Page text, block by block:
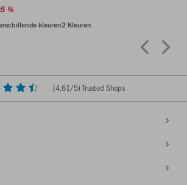
%
kleuren2 Kleuren
(4,61/5) Trusted Shops